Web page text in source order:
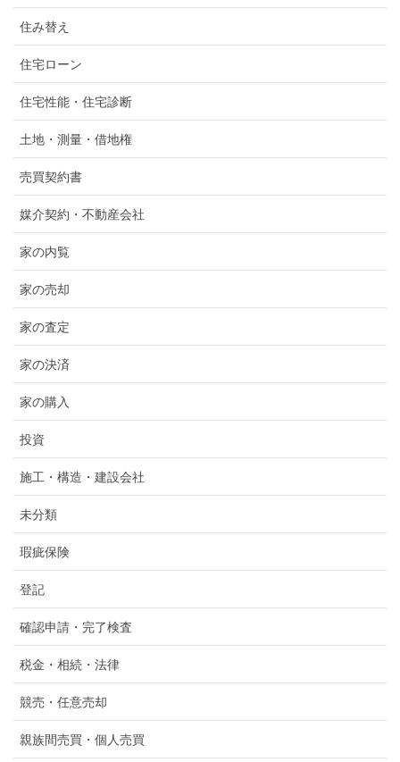
住み替え
住宅ローン
住宅性能・住宅診断
土地・測量・借地権
売買契約書
媒介契約・不動産会社
家の内覧
家の売却
家の査定
家の決済
家の購入
投資
施工・構造・建設会社
未分類
瑕疵保険
登記
確認申請・完了検査
税金・相続・法律
競売・任意売却
親族間売買・個人売買